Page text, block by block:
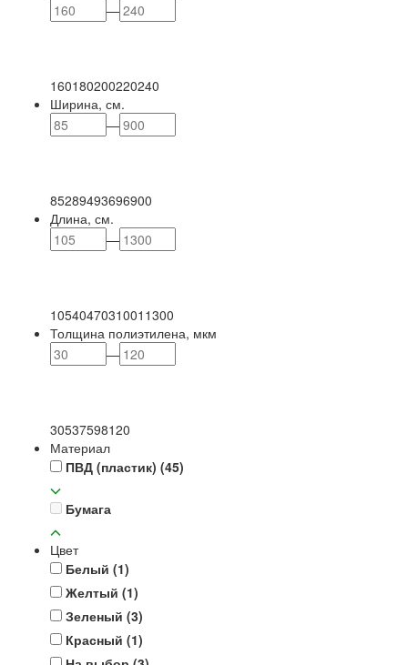
—
160180200220240
Ширина, см.
—
85289493696900
Длина, см.
—
1054047031001 1300
Толщина полиэтилена, мкм
—
30537598120
Материал
ПВД (пластик) (45)
Бумага
Цвет
Белый (1)
Желтый (1)
Зеленый (3)
Красный (1)